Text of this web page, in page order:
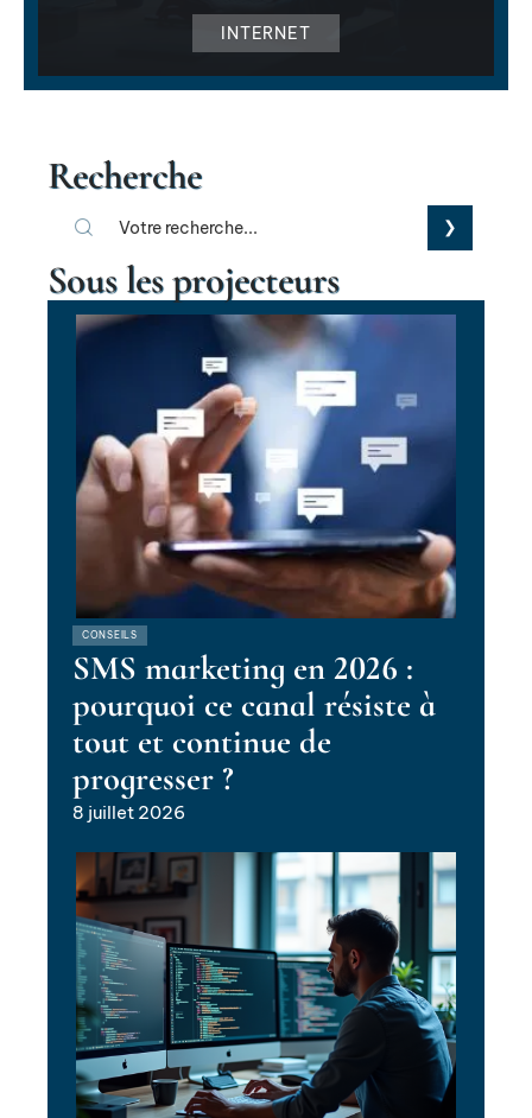
INTERNET
Recherche
Sous les projecteurs
CONSEILS
SMS marketing en 2026 :
pourquoi ce canal résiste à
tout et continue de
progresser ?
8 juillet 2026